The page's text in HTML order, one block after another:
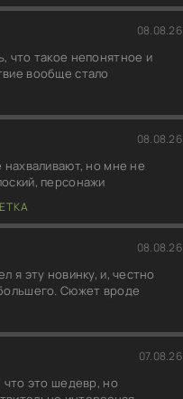
08.08.26
что такое непонятное и
вообще стало
08.08.26
нахваливают, но мне не
персонажи
08.08.26
я эту новинку, и, честно
Сюжет вроде
07.08.26
что это шедевр, но